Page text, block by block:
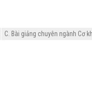
C. Bài giảng chuyên ngành Cơ